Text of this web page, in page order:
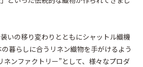
いの移り変わりとともにシャットル織機
暮らしに合うリネン織物を手がけるよう
ネンファクトリー”として、様々なプロダ